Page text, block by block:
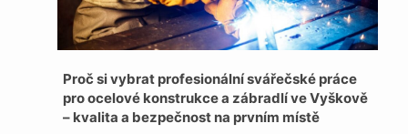
Proč si vybrat profesionální svářečské práce
pro ocelové konstrukce a zábradlí ve Vyškově
– kvalita a bezpečnost na prvním místě